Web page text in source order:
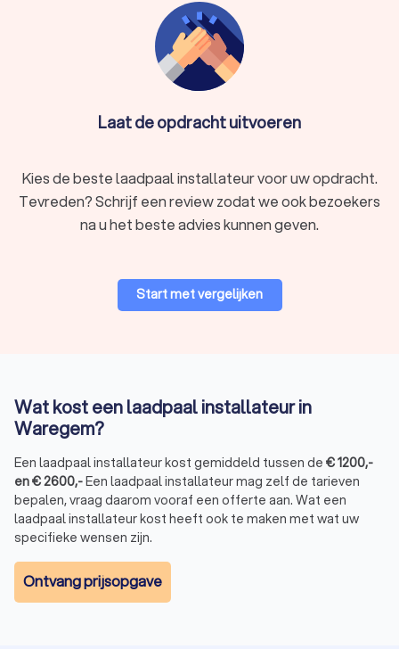
elektrische laadoplossingen in goede handen zijn.
Laat de opdracht uitvoeren
Kies de beste laadpaal installateur voor uw opdracht.
Tevreden? Schrijf een review zodat we ook bezoekers
na u het beste advies kunnen geven.
Start met vergelijken
Wat kost een laadpaal installateur in
Waregem?
Een laadpaal installateur kost gemiddeld tussen de €1200,-
en€2600,-Een laadpaal installateur mag zelf de tarieven
bepalen, vraag daarom vooraf een offerte aan. Wat een
laadpaal installateur kost heeft ook te maken met wat uw
specifieke wensen zijn.
Ontvang prijsopgave